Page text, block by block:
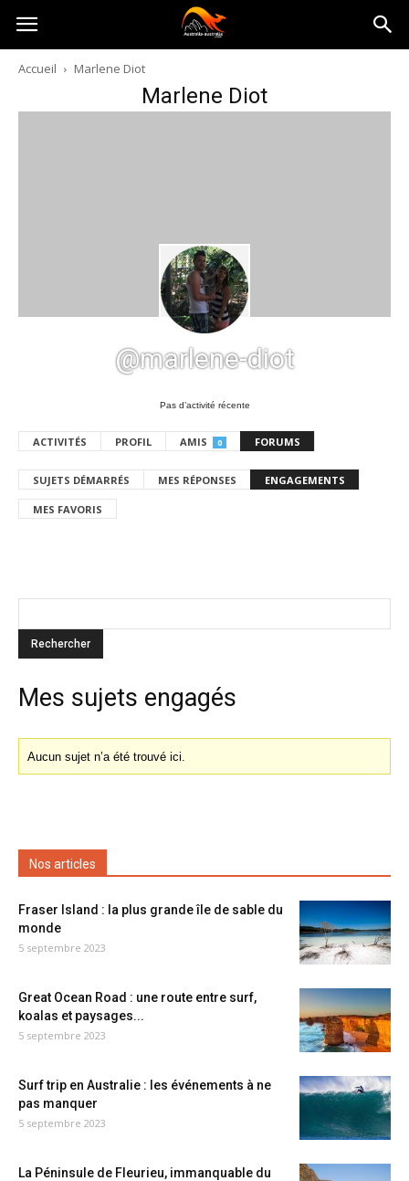
Australia-
australie.com
Accueil Marlene Diot
Marlene Diot
@marlene-diot
Pas d’activité récente
ACTIVITÉS PROFIL AMIS 0 FORUMS
SUJETS DÉMARRÉS MES RÉPONSES ENGAGEMENTS
MES FAVORIS
Mes sujets engagés
Aucun sujet n’a été trouvé ici.
Nos articles
Fraser Island : la plus grande île de sable du
monde
5 septembre 2023
Great Ocean Road : une route entre surf,
koalas et paysages...
5 septembre 2023
Surf trip en Australie : les événements à ne
pas manquer
5 septembre 2023
La Péninsule de Fleurieu, immanquable du